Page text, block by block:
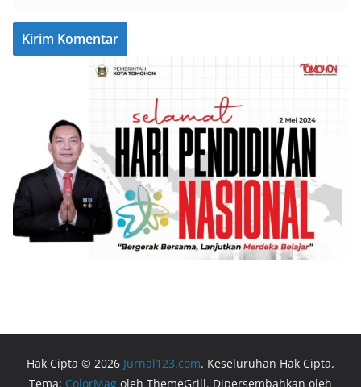
Hak Cipta © 2026 Jurnal123.com. Keseluruhan Hak Cipta.
Tema: ColorMag oleh ThemeGrill. Dipersembahkan oleh